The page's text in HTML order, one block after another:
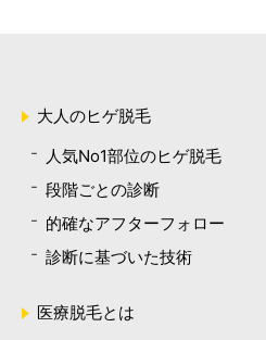
大人のヒゲ脱毛
人気No1部位のヒゲ脱毛
段階ごとの診断
的確なアフターフォロー
診断に基づいた技術
医療脱毛とは